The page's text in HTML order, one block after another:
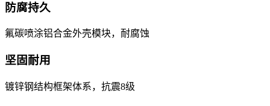
防腐持久
氟碳喷涂铝合金外壳模块，耐腐蚀
坚固耐用
镀锌钢结构框架体系，抗震8级